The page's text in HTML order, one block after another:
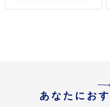
あなたにお